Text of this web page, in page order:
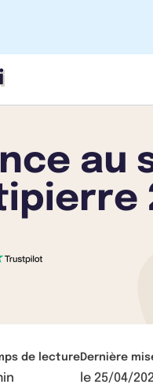
au
de lectureDernière
le 25/04/